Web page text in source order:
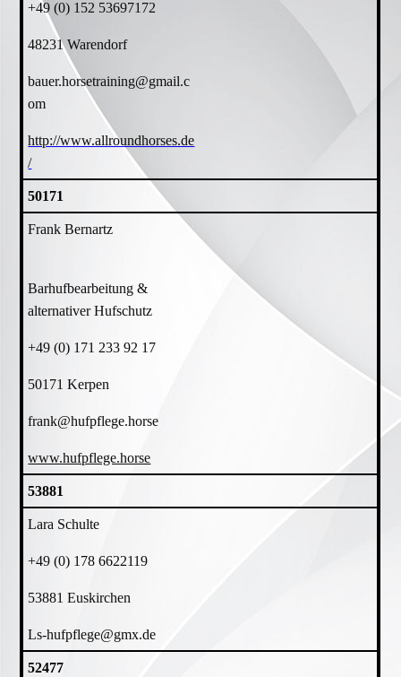
+49 (0) 152 53697172
48231 Warendorf
bauer.horsetraining@gmail.c
om
http://www.allroundhorses.de
/
50171
Frank Bernartz
Barhufbearbeitung &
alternativer Hufschutz
+49 (0) 171 233 92 17
50171 Kerpen
frank@hufpflege.horse
www.hufpflege.horse
53881
Lara Schulte
+49 (0) 178 6622119
53881 Euskirchen
Ls-hufpflege@gmx.de
52477